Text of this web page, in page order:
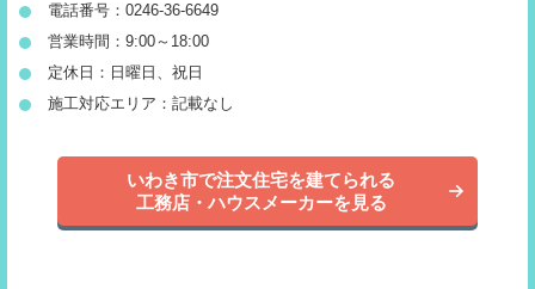
電話番号：0246-36-6649
営業時間：9:00～18:00
定休日：日曜日、祝日
施工対応エリア：記載なし
いわき市で注文住宅を建てられる
工務店・ハウスメーカーを見る